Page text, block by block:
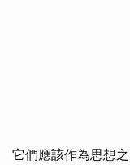
它們應該作為思想